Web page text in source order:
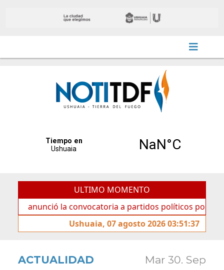
ULTIMO MOMENTO
la convocatoria a partidos políticos por «ficha
Ushuaia, 07 agosto 2026 03:51:37
ACTUALIDAD Mar 30. Sep